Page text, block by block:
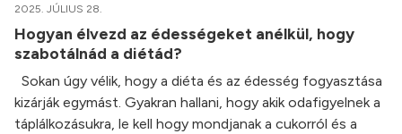
2025. JÚLIUS 28.
Hogyan élvezd az édességeket anélkül, hogy
szabotálnád a diétád?
Sokan úgy vélik, hogy a diéta és az édesség fogyasztása
kizárják egymást. Gyakran hallani, hogy akik odafigyelnek a
táplálkozásukra, le kell hogy mondjanak a cukorról és a